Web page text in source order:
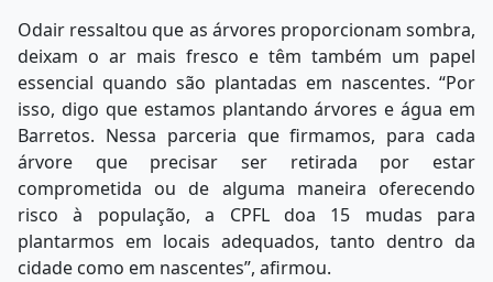
Odair ressaltou que as árvores proporcionam sombra,
deixam o ar mais fresco e têm também um papel
essencial quando são plantadas em nascentes. “Por
isso, digo que estamos plantando árvores e água em
Barretos. Nessa parceria que firmamos, para cada
árvore que precisar ser retirada por estar
comprometida ou de alguma maneira oferecendo
risco à população, a CPFL doa 15 mudas para
plantarmos em locais adequados, tanto dentro da
cidade como em nascentes”, afirmou.